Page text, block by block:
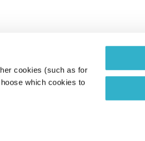
cookies (such as for
which cookies to